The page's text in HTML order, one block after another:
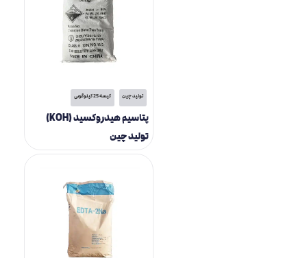
تولید چین کیسه 25 کیلوگرمی
پتاسیم هیدروکسید (KOH)
تولید چین